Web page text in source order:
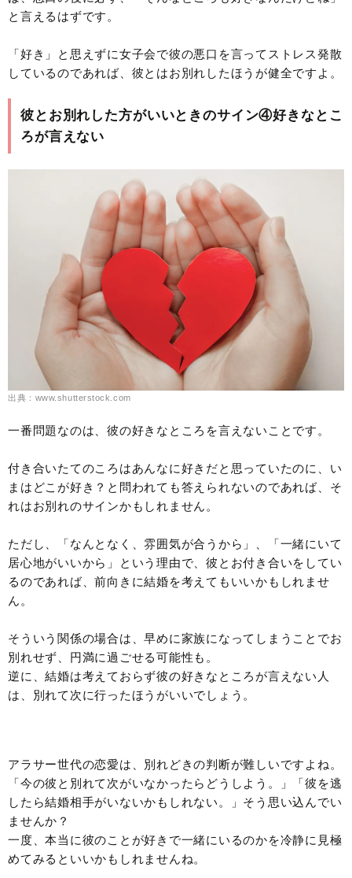
と言えるはずです。
「好き」と思えずに女子会で彼の悪口を言ってストレス発散
しているのであれば、彼とはお別れしたほうが健全ですよ。
彼とお別れした方がいいときのサイン④好きなとこ
ろが言えない
出典：www.shutterstock.com
一番問題なのは、彼の好きなところを言えないことです。
付き合いたてのころはあんなに好きだと思っていたのに、い
まはどこが好き？と問われても答えられないのであれば、そ
れはお別れのサインかもしれません。
ただし、「なんとなく、雰囲気が合うから」、「一緒にいて
居心地がいいから」という理由で、彼とお付き合いをしてい
るのであれば、前向きに結婚を考えてもいいかもしれませ
ん。
そういう関係の場合は、早めに家族になってしまうことでお
別れせず、円満に過ごせる可能性も。
逆に、結婚は考えておらず彼の好きなところが言えない人
は、別れて次に行ったほうがいいでしょう。
アラサー世代の恋愛は、別れどきの判断が難しいですよね。
「今の彼と別れて次がいなかったらどうしよう。」「彼を逃
したら結婚相手がいないかもしれない。」そう思い込んでい
ませんか？
一度、本当に彼のことが好きで一緒にいるのかを冷静に見極
めてみるといいかもしれませんね。